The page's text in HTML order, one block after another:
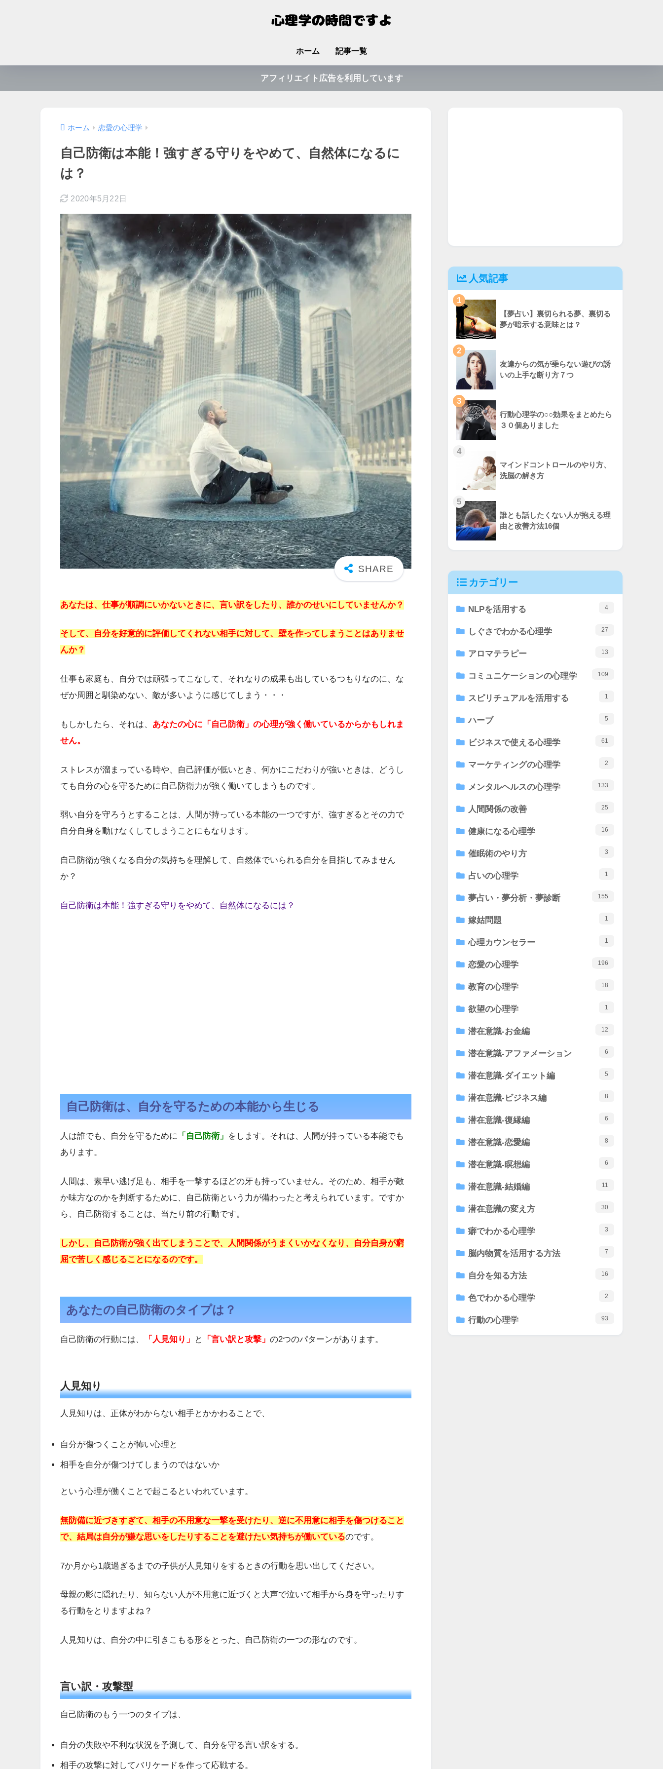
ホーム 記事一覧
アフィリエイト広告を利用しています
ホーム 恋愛の心理学
自己防衛は本能！強すぎる守りをやめて、自然体になるに
は？
2020年5月22日
あなたは、仕事が順調にいかないときに、言い訳をしたり、誰かのせいにしていませんか？
そして、自分を好意的に評価してくれない相手に対して、壁を作ってしまうことはありませ
んか？
仕事も家庭も、自分では頑張ってこなして、それなりの成果も出しているつもりなのに、な
ぜか周囲と馴染めない、敵が多いように感じてしまう・・・
もしかしたら、それは、 あなたの心に「自己防衛」の心理が強く働いているからかもしれま
せん。
ストレスが溜まっている時や、自己評価が低いとき、何かにこだわりが強いときは、どうし
ても自分の心を守るために自己防衛力が強く働いてしまうものです。
弱い自分を守ろうとすることは、人間が持っている本能の一つですが、強すぎるとその力で
自分自身を動けなくしてしまうことにもなります。
自己防衛が強くなる自分の気持ちを理解して、自然体でいられる自分を目指してみません
か？
自己防衛は本能！強すぎる守りをやめて、自然体になるには？
自己防衛は、自分を守るための本能から生じる
人は誰でも、自分を守るために 「自己防衛」 をします。それは、人間が持っている本能でも
あります。
人間は、素早い逃げ足も、相手を一撃するほどの牙も持っていません。そのため、相手が敵
か味方なのかを判断するために、自己防衛という力が備わったと考えられています。ですか
ら、自己防衛することは、当たり前の行動です。
しかし、自己防衛が強く出てしまうことで、人間関係がうまくいかなくなり、自分自身が窮
屈で苦しく感じることになるのです。
あなたの自己防衛のタイプは？
自己防衛の行動には、 「人見知り」 と 「言い訳と攻撃」 の2つのパターンがあります。
人見知り
人見知りは、正体がわからない相手とかかわることで、
自分が傷つくことが怖い心理と
相手を自分が傷つけてしまうのではないか
という心理が働くことで起こるといわれています。
無防備に近づきすぎて、相手の不用意な一撃を受けたり、逆に不用意に相手を傷つけること
で、結局は自分が嫌な思いをしたりすることを避けたい気持ちが働いているのです。
7か月から1歳過ぎるまでの子供が人見知りをするときの行動を思い出してください。
母親の影に隠れたり、知らない人が不用意に近づくと大声で泣いて相手から身を守ったりす
る行動をとりますよね？
人見知りは、自分の中に引きこもる形をとった、自己防衛の一つの形なのです。
言い訳・攻撃型
自己防衛のもう一つのタイプは、
自分の失敗や不利な状況を予測して、自分を守る言い訳をする。
相手の攻撃に対してバリケードを作って応戦する。
人気記事
1
【夢占い】裏切られる夢、裏切る
夢が暗示する意味とは？
2
友達からの気が乗らない遊びの誘
いの上手な断り方７つ
3
行動心理学の○○効果をまとめたら
３０個ありました
4
マインドコントロールのやり方、
洗脳の解き方
5
誰とも話したくない人が抱える理
由と改善方法16個
カテゴリー
NLPを活用する 4
しぐさでわかる心理学 27
アロマテラピー 13
コミュニケーションの心理学 109
スピリチュアルを活用する 1
ハーブ 5
ビジネスで使える心理学 61
マーケティングの心理学 2
メンタルヘルスの心理学 133
人間関係の改善 25
健康になる心理学 16
催眠術のやり方 3
占いの心理学 1
夢占い・夢分析・夢診断 155
嫁姑問題 1
心理カウンセラー 1
恋愛の心理学 196
教育の心理学 18
欲望の心理学 1
潜在意識-お金編 12
潜在意識-アファメーション 6
潜在意識-ダイエット編 5
潜在意識-ビジネス編 8
潜在意識-復縁編 6
潜在意識-恋愛編 8
潜在意識-瞑想編 6
潜在意識-結婚編 11
潜在意識の変え方 30
癖でわかる心理学 3
脳内物質を活用する方法 7
自分を知る方法 16
色でわかる心理学 2
行動の心理学 93